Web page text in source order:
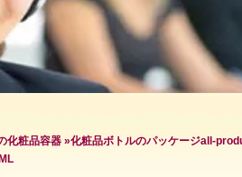
化粧品容器 »化粧品ボトルのパッケージall-